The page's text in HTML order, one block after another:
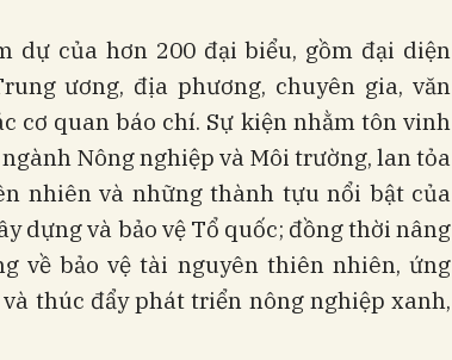
dự của hơn 200 đại biểu, gồm đại diện
ương, địa phương, chuyên gia, văn
cơ quan báo chí. Sự kiện nhằm tôn vinh
Nông nghiệp và Môi trường, lan tỏa
nhiên và những thành tựu nổi bật của
dựng và bảo vệ Tổ quốc; đồng thời nâng
về bảo vệ tài nguyên thiên nhiên, ứng
thúc đẩy phát triển nông nghiệp xanh,